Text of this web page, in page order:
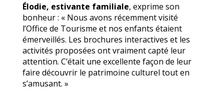
Élodie, estivante familiale, exprime son
bonheur : « Nous avons récemment visité
l’Office de Tourisme et nos enfants étaient
émerveillés. Les brochures interactives et les
activités proposées ont vraiment capté leur
attention. C’était une excellente façon de leur
faire découvrir le patrimoine culturel tout en
s’amusant. »